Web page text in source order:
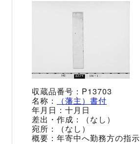
P13703
（藩主）書付
十月日
（なし）
（なし）
年寄中へ勤務方の指示